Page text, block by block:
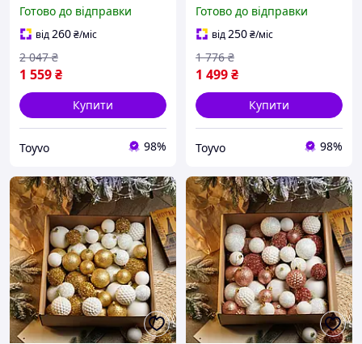
Солодощі Іграшка Дід
Мороз Відкритка Toyvoo
Готово до відправки
від260₴/міс
1 559₴
2 047 ₴
Купити
Toyvo 98%
Іграшка Дід Мороз
Відкритка Прикраса На
Ялинку Toyvoo
Готово до відправки
від250₴/міс
1 499₴
1 776 ₴
Купити
Toyvo 98%